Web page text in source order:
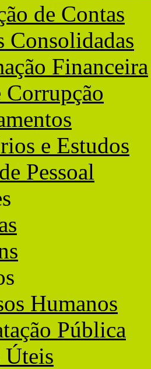
de Contas
Consolidadas
Financeira
Corrupção
e Estudos
Pessoal
Humanos
Pública
Úteis